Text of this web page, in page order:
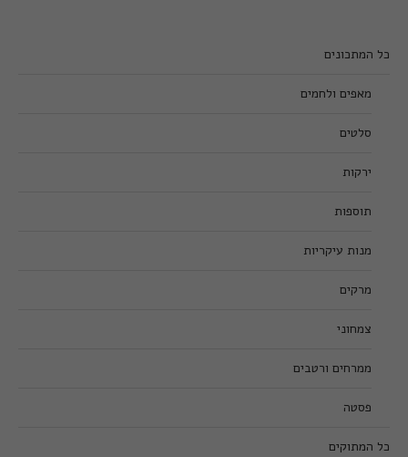
כל המתכונים
מאפים ולחמים
סלטים
ירקות
תוספות
מנות עיקריות
מרקים
צמחוני
ממרחים ורטבים
פסטה
כל המתוקים